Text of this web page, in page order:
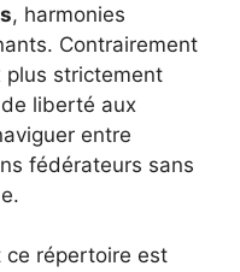
, harmonies
Contrairement
plus strictement
liberté aux
entre
fédérateurs sans
ce répertoire est